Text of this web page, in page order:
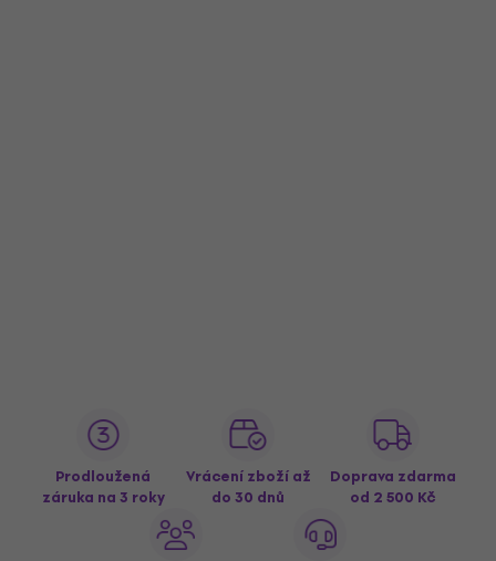
Prodloužená
záruka na 3 roky
Vrácení zboží až
do 30 dnů
Doprava zdarma
od 2 500 Kč